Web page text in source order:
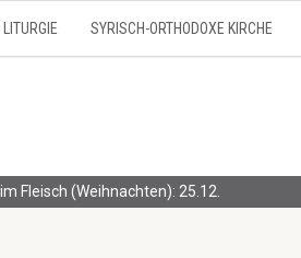
SYRISCH-ORTHODOXE KIRCHE
Fleisch (Weihnachten): 25.12.